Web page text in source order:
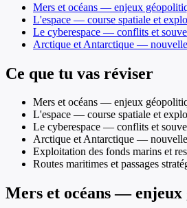
Mers et océans — enjeux
L'espace — course spatiale et
Le cyberespace — conflits et
Arctique et Antarctique —
Ce que tu vas réviser
Mers et océans — enjeux
L'espace — course spatiale et
Le cyberespace — conflits et
Arctique et Antarctique —
Exploitation des fonds marins et
Routes maritimes et passages
Mers et océans — enjeux